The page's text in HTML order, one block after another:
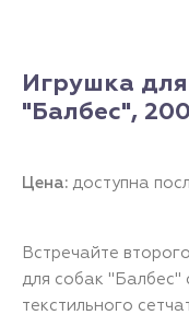
Игрушка
"Балбес",
Цена: доступна
Встречайте
для собак "Балбес"
текстильного